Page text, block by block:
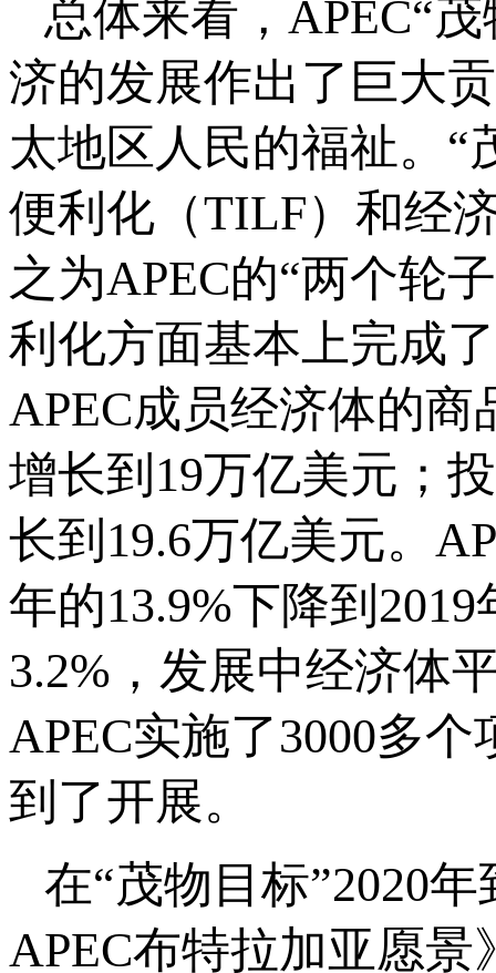
总体来看，APEC“
济的发展作出了巨大
太地区人民的福祉。“
便利化（TILF）和经
之为APEC的“两个轮
利化方面基本上完成
APEC成员经济体的
增长到19万亿美元；
长到19.6万亿美元。
年的13.9%下降到
3.2%，发展中经济体
APEC实施了3000多
到了开展。
在“茂物目标”2020
APEC布特拉加亚愿